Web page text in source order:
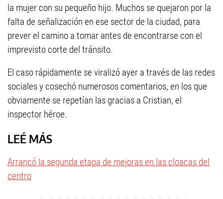
la mujer con su pequeño hijo. Muchos se quejaron por la
falta de señalización en ese sector de la ciudad, para
prever el camino a tomar antes de encontrarse con el
imprevisto corte del tránsito.
El caso rápidamente se viralizó ayer a través de las redes
sociales y cosechó numerosos comentarios, en los que
obviamente se repetían las gracias a Cristian, el
inspector héroe.
LEÉ MÁS
Arrancó la segunda etapa de mejoras en las cloacas del
centro